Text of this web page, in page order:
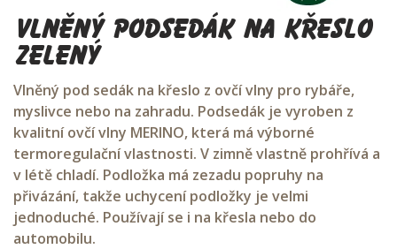
Vlněný podsedák na křeslo
zelený
Vlněný pod sedák na křeslo z ovčí vlny pro rybáře,
myslivce nebo na zahradu. Podsedák je vyroben z
kvalitní ovčí vlny MERINO, která má výborné
termoregulační vlastnosti. V zimně vlastně prohřívá a
v létě chladí. Podložka má zezadu popruhy na
přivázání, takže uchycení podložky je velmi
jednoduché. Používají se i na křesla nebo do
automobilu.